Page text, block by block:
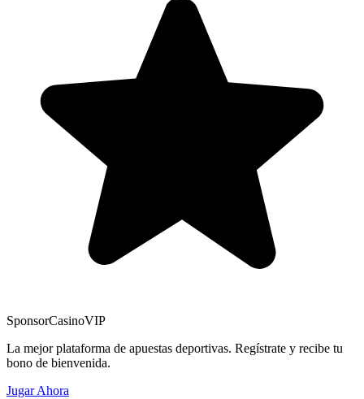
SponsorCasinoVIP
La mejor plataforma de apuestas deportivas. Regístrate y recibe tu
bono de bienvenida.
Jugar Ahora